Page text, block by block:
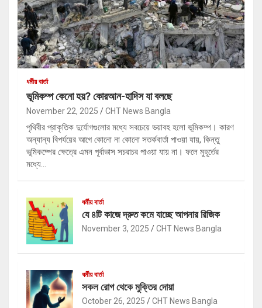
ধর্মীয় বার্তা
ভূমিকম্প কেনো হয়? কোরআন-হাদিস যা বলছে
November 22, 2025 CHT News Bangla
পৃথিবীর প্রাকৃতিক দুর্যোগগুলোর মধ্যে সবচেয়ে ভয়াবহ হলো ভূমিকম্প। কারণ
অন্যান্য বিপর্যয়ের আগে কোনো না কোনো সতর্কবার্তা পাওয়া যায়, কিন্তু
ভূমিকম্পের ক্ষেত্রে এমন পূর্বাভাস সচরাচর পাওয়া যায় না। ফলে মুহূর্তের
মধ্যে…
ধর্মীয় বার্তা
যে ৪টি কাজে দ্রুত কমে যাচ্ছে আপনার রিজিক
November 3, 2025 CHT News Bangla
ধর্মীয় বার্তা
সকল রোগ থেকে মুক্তির দোয়া
October 26, 2025 CHT News Bangla